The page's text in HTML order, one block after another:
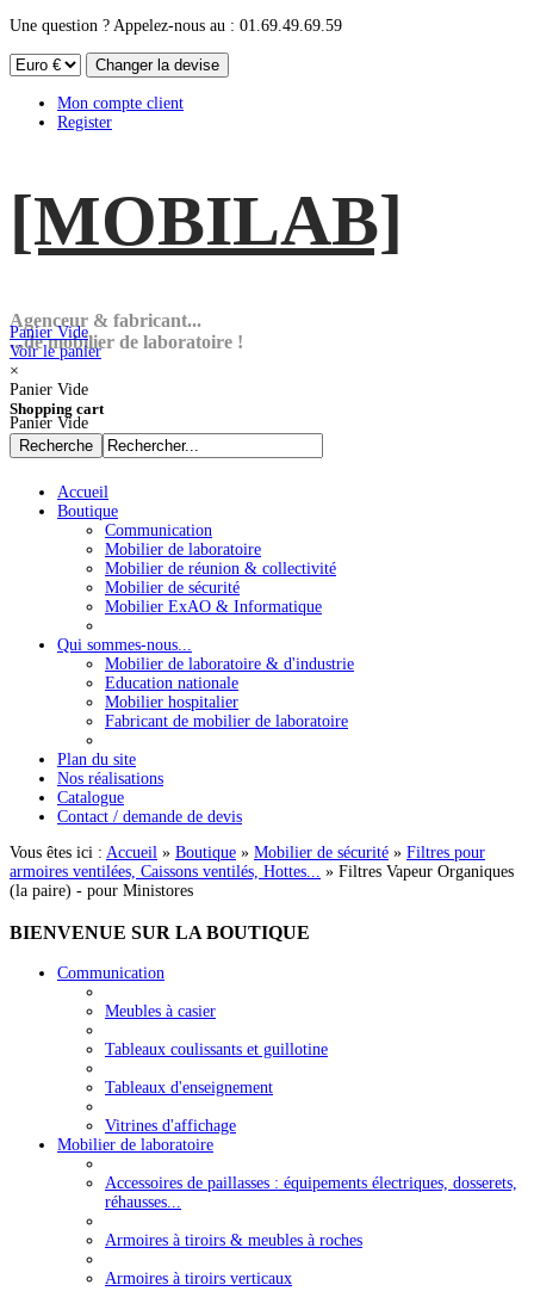
Une question ? Appelez-nous au : 01.69.49.69.59
Mon compte client
Register
[MOBILAB]
Agenceur & fabricant...
...de mobilier de laboratoire !
Panier Vide
Voir le panier
×
Panier Vide
Shopping cart
Panier Vide
Accueil
Boutique
Communication
Mobilier de laboratoire
Mobilier de réunion & collectivité
Mobilier de sécurité
Mobilier ExAO & Informatique
Qui sommes-nous...
Mobilier de laboratoire & d'industrie
Education nationale
Mobilier hospitalier
Fabricant de mobilier de laboratoire
Plan du site
Nos réalisations
Catalogue
Contact / demande de devis
Vous êtes ici : Accueil » Boutique » Mobilier de sécurité » Filtres pour
armoires ventilées, Caissons ventilés, Hottes... » Filtres Vapeur Organiques
(la paire) - pour Ministores
BIENVENUE SUR LA BOUTIQUE
Communication
Meubles à casier
Tableaux coulissants et guillotine
Tableaux d'enseignement
Vitrines d'affichage
Mobilier de laboratoire
Accessoires de paillasses : équipements électriques, dosserets,
réhausses...
Armoires à tiroirs & meubles à roches
Armoires à tiroirs verticaux